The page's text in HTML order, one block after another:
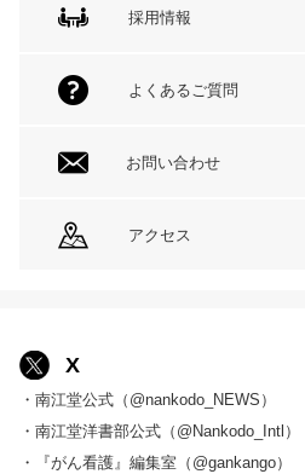
採用情報
よくあるご質問
お問い合わせ
アクセス
X
・南江堂公式（@nankodo_NEWS）
・南江堂洋書部公式（@Nankodo_Intl）
・『がん看護』編集室（@gankango）